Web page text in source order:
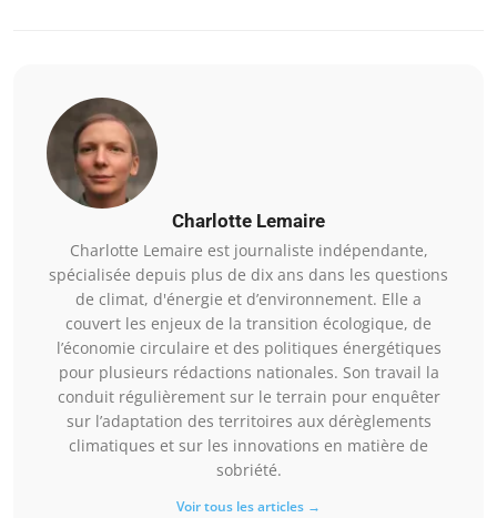
Charlotte Lemaire
Charlotte Lemaire est journaliste indépendante,
spécialisée depuis plus de dix ans dans les questions
de climat, d'énergie et d’environnement. Elle a
couvert les enjeux de la transition écologique, de
l’économie circulaire et des politiques énergétiques
pour plusieurs rédactions nationales. Son travail la
conduit régulièrement sur le terrain pour enquêter
sur l’adaptation des territoires aux dérèglements
climatiques et sur les innovations en matière de
sobriété.
Voir tous les articles →